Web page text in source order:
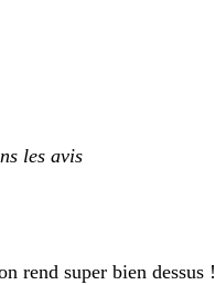
rend super bien dessus !